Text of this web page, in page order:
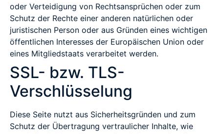
oder Verteidigung von Rechtsansprüchen oder zum
Schutz der Rechte einer anderen natürlichen oder
juristischen Person oder aus Gründen eines wichtigen
öffentlichen Interesses der Europäischen Union oder
eines Mitgliedstaats verarbeitet werden.
SSL- bzw. TLS-
Verschlüsselung
Diese Seite nutzt aus Sicherheitsgründen und zum
Schutz der Übertragung vertraulicher Inhalte, wie